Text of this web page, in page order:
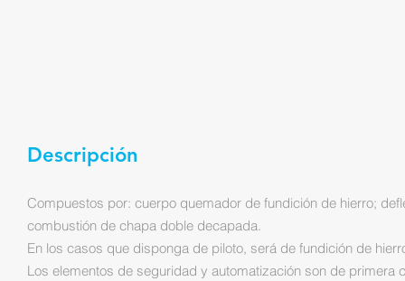
Descripción
Compuestos por: cuerpo quemador de fundición de hierro;
combustión de chapa doble decapada.
En los casos que disponga de piloto, será de fundición de
Los elementos de seguridad y automatización son de